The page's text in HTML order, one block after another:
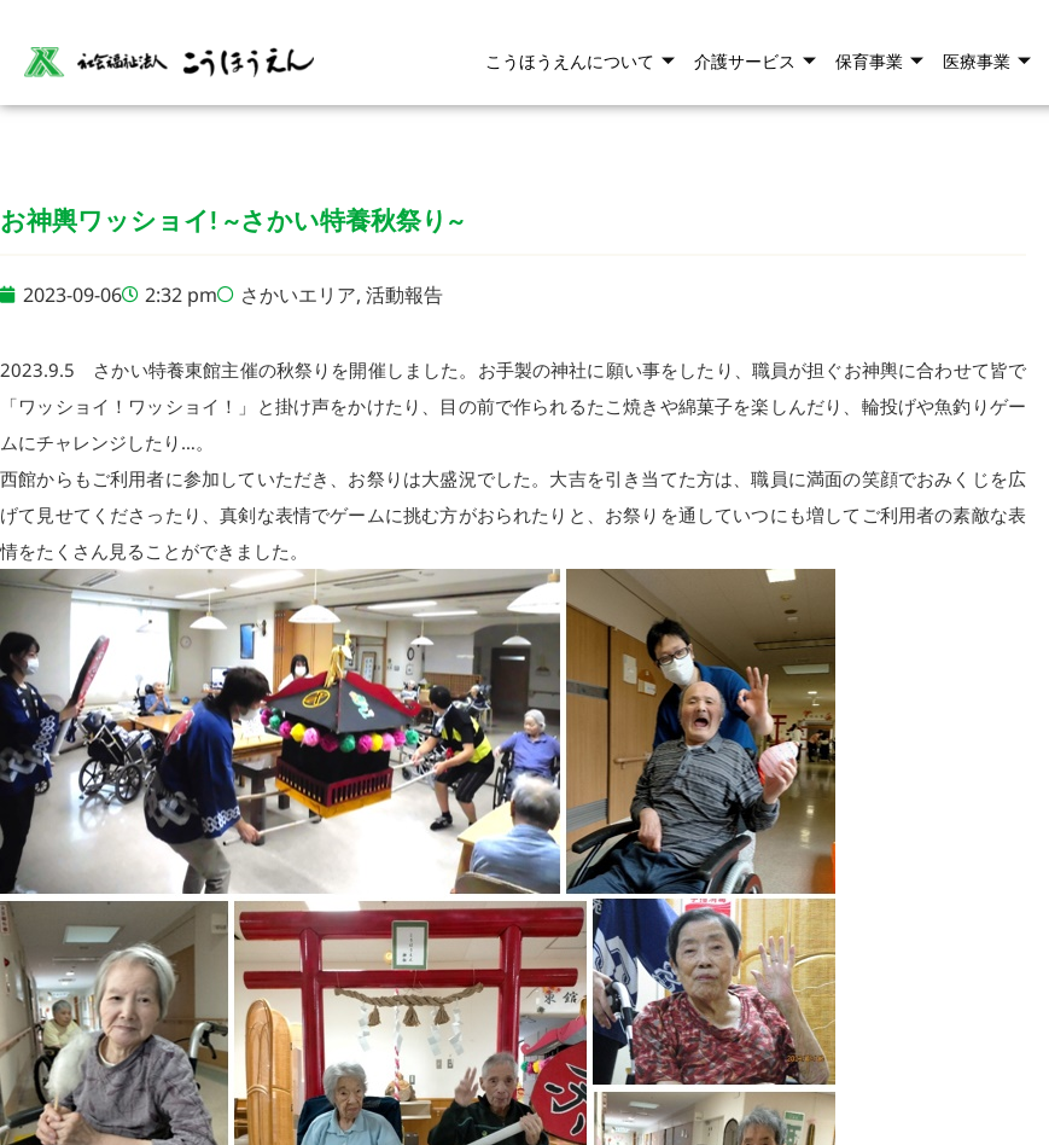
こうほうえんについて 介護サービス 保育事業 医療事業
お神輿ワッショイ! ~さかい特養秋祭り~
2023-09-06 2:32 pm さかいエリア, 活動報告
2023.9.5 さかい特養東館主催の秋祭りを開催しました。お手製の神社に願い事をしたり、職員が担ぐお神輿に合わせて皆で
「ワッショイ！ワッショイ！」と掛け声をかけたり、目の前で作られるたこ焼きや綿菓子を楽しんだり、輪投げや魚釣りゲー
ムにチャレンジしたり…。
西館からもご利用者に参加していただき、お祭りは大盛況でした。大吉を引き当てた方は、職員に満面の笑顔でおみくじを広
げて見せてくださったり、真剣な表情でゲームに挑む方がおられたりと、お祭りを通していつにも増してご利用者の素敵な表
情をたくさん見ることができました。